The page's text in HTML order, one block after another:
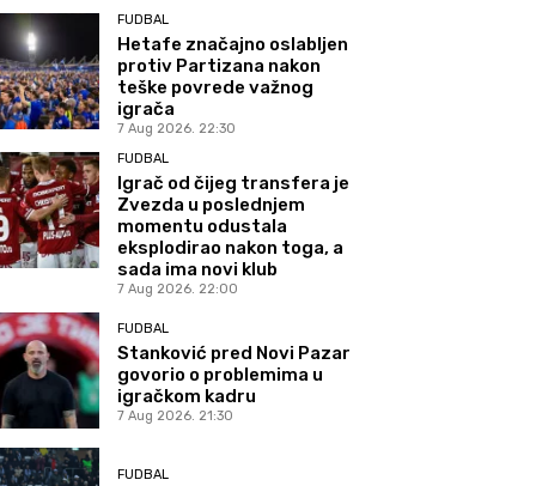
FUDBAL
Hetafe značajno oslabljen
protiv Partizana nakon
teške povrede važnog
igrača
7 Aug 2026. 22:30
FUDBAL
Igrač od čijeg transfera je
Zvezda u poslednjem
momentu odustala
eksplodirao nakon toga, a
sada ima novi klub
7 Aug 2026. 22:00
FUDBAL
Stanković pred Novi Pazar
govorio o problemima u
igračkom kadru
7 Aug 2026. 21:30
FUDBAL